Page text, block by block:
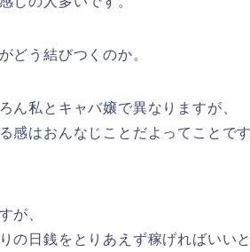
どう結びつくのか。
ん私とキャバ嬢で異なりますが、
感はおんなじことだよってことです
が、
の日銭をとりあえず稼げればいい